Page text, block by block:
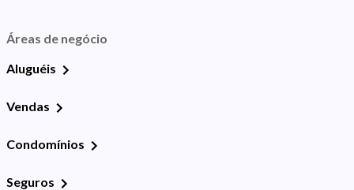
Áreas de negócio
Aluguéis
Vendas
Condomínios
Seguros